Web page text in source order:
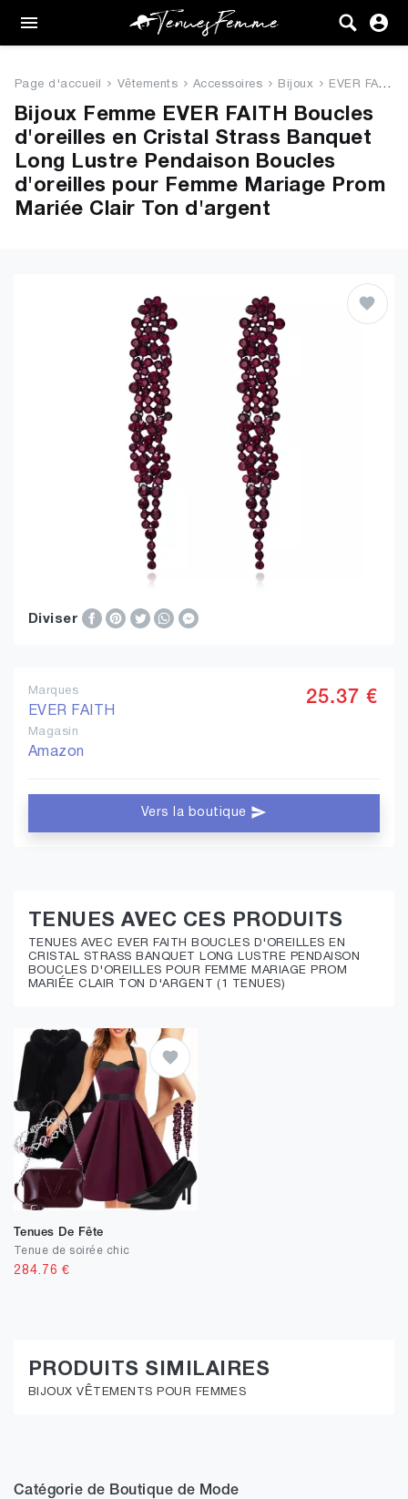
Femme
Vêtements
Chaussures
Sacs
Page d'accueil Vêtements Accessoires Bijoux EVER FAITH Boucles d'oreilles ...
Bijoux Femme EVER FAITH Boucles
d'oreilles en Cristal Strass Banquet
Long Lustre Pendaison Boucles
d'oreilles pour Femme Mariage Prom
Mariée Clair Ton d'argent
Diviser
Marques
EVER FAITH
Magasin
Amazon
25.37 €
Vers la boutique
TENUES AVEC CES PRODUITS
TENUES AVEC EVER FAITH BOUCLES D'OREILLES EN
CRISTAL STRASS BANQUET LONG LUSTRE PENDAISON
BOUCLES D'OREILLES POUR FEMME MARIAGE PROM
MARIÉE CLAIR TON D'ARGENT (1 TENUES)
Tenues De Fête
Tenue de soirée chic
284.76 €
PRODUITS SIMILAIRES
BIJOUX VÊTEMENTS POUR FEMMES
Catégorie de Boutique de Mode